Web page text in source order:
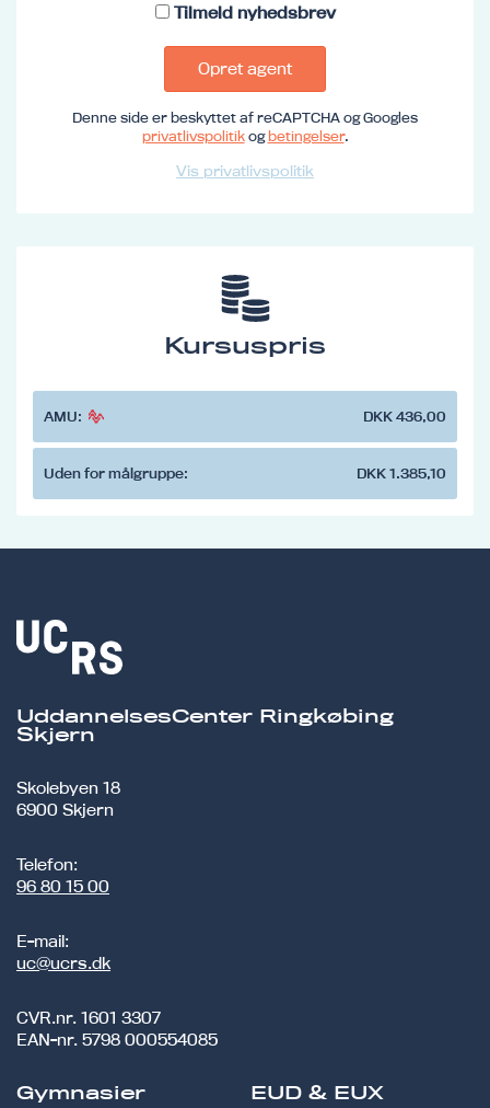
Tilmeld nyhedsbrev
Opret agent
Denne side er beskyttet af reCAPTCHA og Googles
privatlivspolitikogbetingelser.
Vis privatlivspolitik
Kursuspris
AMU: DKK 436,00
Uden for målgruppe: DKK 1.385,10
UddannelsesCenter Ringkøbing
Skjern
Skolebyen 18
6900 Skjern
Telefon:
96 80 15 00
E-mail:
uc@ucrs.dk
CVR.nr. 1601 3307
EAN-nr. 5798 000554085
Gymnasier
EUD & EUX